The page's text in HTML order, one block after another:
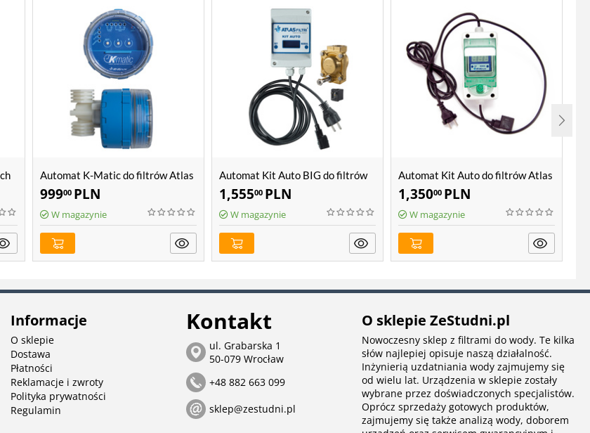
Automat K-Matic do filtrów Atlas
Filtri Hydra
99900 PLN
W magazynie
Automat Kit Auto BIG do filtrów
Atlas Filtri Hydra BIG
1,55500 PLN
W magazynie
Automat Kit Auto do filtrów Atlas
Filtri Hydra
1,35000 PLN
W magazynie
Informacje
O sklepie
Dostawa
Płatności
Reklamacje i zwroty
Polityka prywatności
Regulamin
Kontakt
ul. Grabarska 1
50-079 Wrocław
+48 882 663 099
sklep@zestudni.pl
O sklepie ZeStudni.pl
Nowoczesny sklep z filtrami do wody. Te kilka
słów najlepiej opisuje naszą działalność.
Inżynierią uzdatniania wody zajmujemy się
od wielu lat. Urządzenia w sklepie zostały
wybrane przez doświadczonych specjalistów.
Oprócz sprzedaży gotowych produktów,
zajmujemy się także analizą wody, doborem